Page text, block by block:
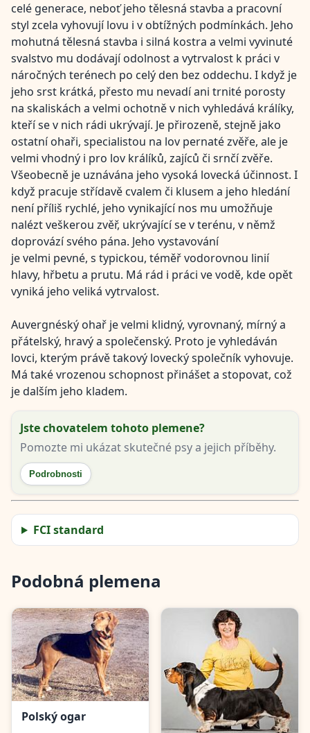
celé generace, neboť jeho tělesná stavba a pracovní
styl zcela vyhovují lovu i v obtížných podmínkách. Jeho
mohutná tělesná stavba i silná kostra a velmi vyvinuté
svalstvo mu dodávají odolnost a vytrvalost k práci v
náročných terénech po celý den bez oddechu. I když je
jeho srst krátká, přesto mu nevadí ani trnité porosty
na skaliskách a velmi ochotně v nich vyhledává králíky,
kteří se v nich rádi ukrývají. Je přirozeně, stejně jako
ostatní ohaři, specialistou na lov pernaté zvěře, ale je
velmi vhodný i pro lov králíků, zajíců či srnčí zvěře.
Všeobecně je uznávána jeho vysoká lovecká účinnost. I
když pracuje střídavě cvalem či klusem a jeho hledání
není příliš rychlé, jeho vynikající nos mu umožňuje
nalézt veškerou zvěř, ukrývající se v terénu, v němž
doprovází svého pána. Jeho vystavování
je velmi pevné, s typickou, téměř vodorovnou linií
hlavy, hřbetu a prutu. Má rád i práci ve vodě, kde opět
vyniká jeho veliká vytrvalost.
Auvergnéský ohař je velmi klidný, vyrovnaný, mírný a
přátelský, hravý a společenský. Proto je vyhledáván
lovci, kterým právě takový lovecký společník vyhovuje.
Má také vrozenou schopnost přinášet a stopovat, což
je dalším jeho kladem.
Jste chovatelem tohoto plemene?
Pomozte mi ukázat skutečné psy a jejich příběhy.
Podrobnosti
FCI standard
Podobná plemena
Polský ogar